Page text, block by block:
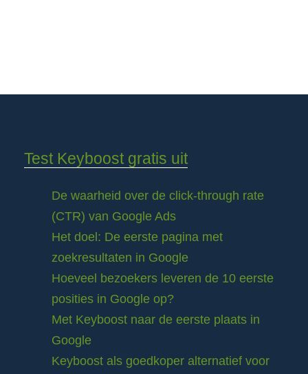
Test Keyboost gratis uit
De waarheid over de click-through rate
(CTR) van Google Ads
Het doel: De eerste pagina met
zoekresultaten in Google
Hoeveel bezoekers leveren de 10 eerste
posities in Google op?
Met Keyboost naar de eerste plaats in
Google
Keyboost als goedkoper alternatief voor